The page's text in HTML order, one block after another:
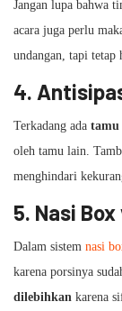
Jangan lupa bahwa
acara juga perlu
undangan, tapi tetap
4.
Terkadang ada tamu
oleh tamu lain.
menghindari
5. Nasi
Dalam sistem nasi
karena porsinya
dilebihkan karena